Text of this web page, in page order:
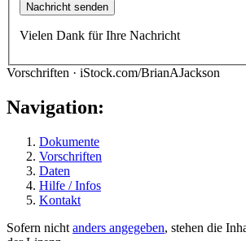
Vielen Dank für Ihre Nachricht
Vorschriften · iStock.com/BrianAJackson
Navigation:
Dokumente
Vorschriften
Daten
Hilfe / Infos
Kontakt
Sofern nicht anders angegeben, stehen die